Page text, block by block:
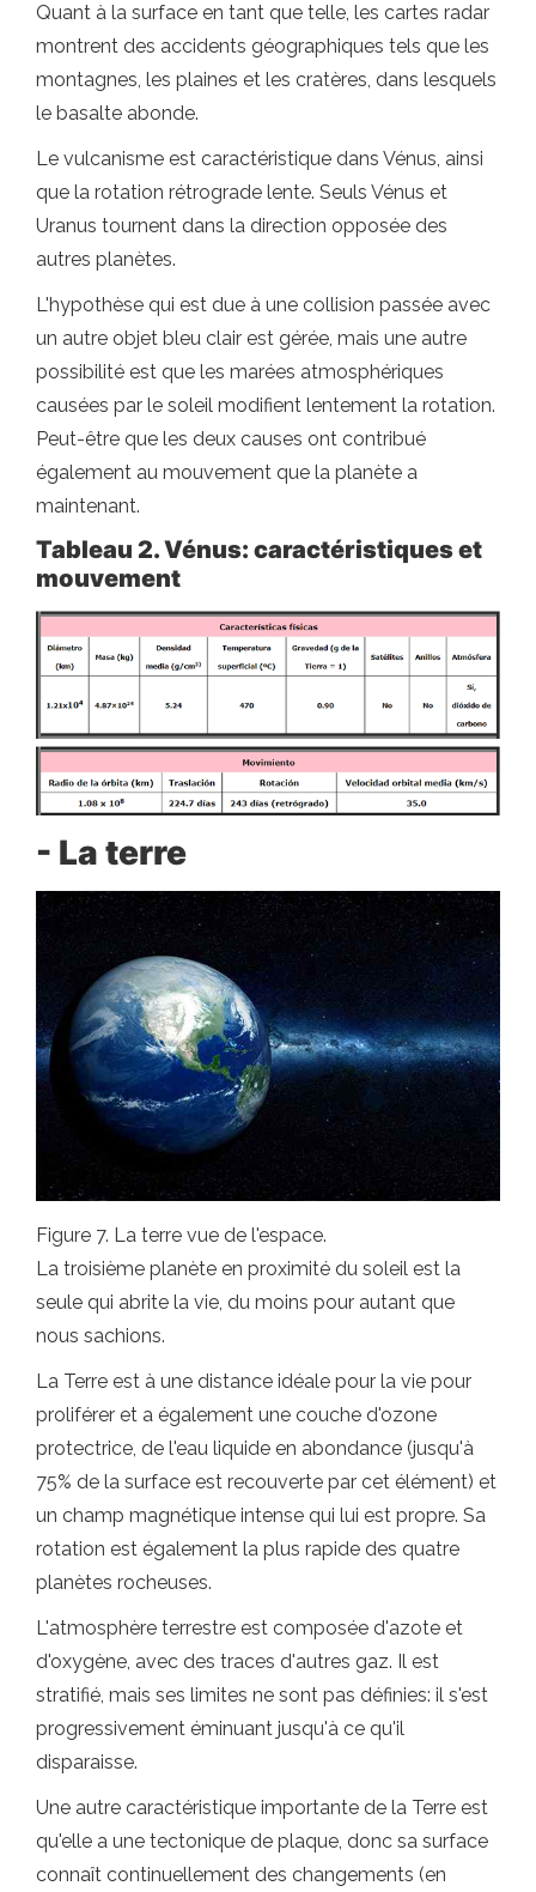
Quant à la surface en tant que telle, les cartes radar
montrent des accidents géographiques tels que les
montagnes, les plaines et les cratères, dans lesquels
le basalte abonde.
Le vulcanisme est caractéristique dans Vénus, ainsi
que la rotation rétrograde lente. Seuls Vénus et
Uranus tournent dans la direction opposée des
autres planètes.
L'hypothèse qui est due à une collision passée avec
un autre objet bleu clair est gérée, mais une autre
possibilité est que les marées atmosphériques
causées par le soleil modifient lentement la rotation.
Peut-être que les deux causes ont contribué
également au mouvement que la planète a
maintenant.
Tableau 2. Vénus: caractéristiques et
mouvement
- La terre
Figure 7. La terre vue de l'espace.
La troisième planète en proximité du soleil est la
seule qui abrite la vie, du moins pour autant que
nous sachions.
La Terre est à une distance idéale pour la vie pour
proliférer et a également une couche d'ozone
protectrice, de l'eau liquide en abondance (jusqu'à
75% de la surface est recouverte par cet élément) et
un champ magnétique intense qui lui est propre. Sa
rotation est également la plus rapide des quatre
planètes rocheuses.
L'atmosphère terrestre est composée d'azote et
d'oxygène, avec des traces d'autres gaz. Il est
stratifié, mais ses limites ne sont pas définies: il s'est
progressivement éminuant jusqu'à ce qu'il
disparaisse.
Une autre caractéristique importante de la Terre est
qu'elle a une tectonique de plaque, donc sa surface
connaît continuellement des changements (en